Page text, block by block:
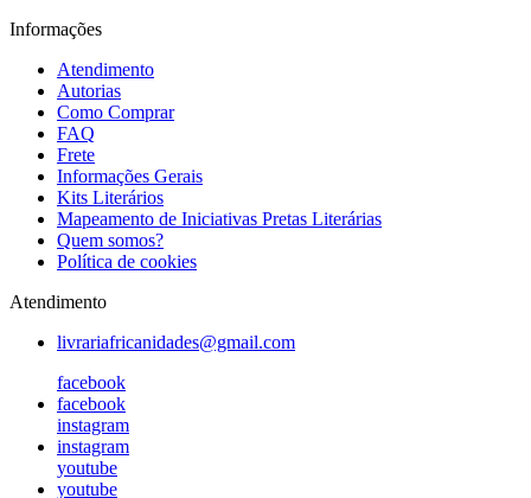
Informações
Atendimento
Autorias
Como Comprar
FAQ
Frete
Informações Gerais
Kits Literários
Mapeamento de Iniciativas Pretas Literárias
Quem somos?
Política de cookies
Atendimento
livrariafricanidades@gmail.com
facebook
facebook
instagram
instagram
youtube
youtube